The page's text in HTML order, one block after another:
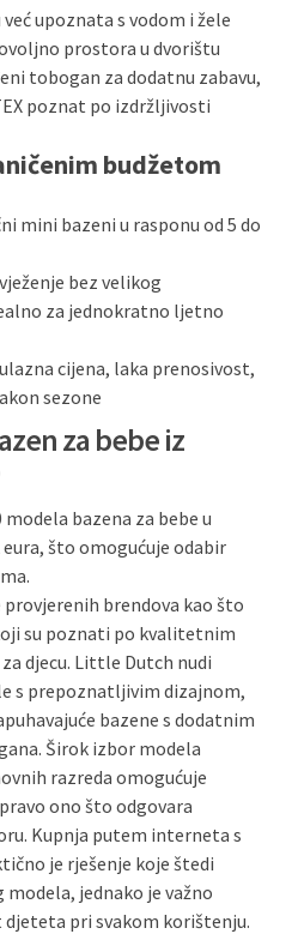
već upoznata s vodom i žele
prostora u dvorištu
tobogan za dodatnu zabavu,
poznat po izdržljivosti
budžetom
mini bazeni u rasponu od 5 do
bez velikog
za jednokratno ljetno
cijena, laka prenosivost,
sezone
za bebe iz
bazena za bebe u
eura, što omogućuje odabir
brendova kao što
su poznati po kvalitetnim
djecu. Little Dutch nudi
s prepoznatljivim dizajnom,
bazene s dodatnim
Širok izbor modela
razreda omogućuje
ono što odgovara
Kupnja putem interneta s
je rješenje koje štedi
jednako je važno
pri svakom korištenju.